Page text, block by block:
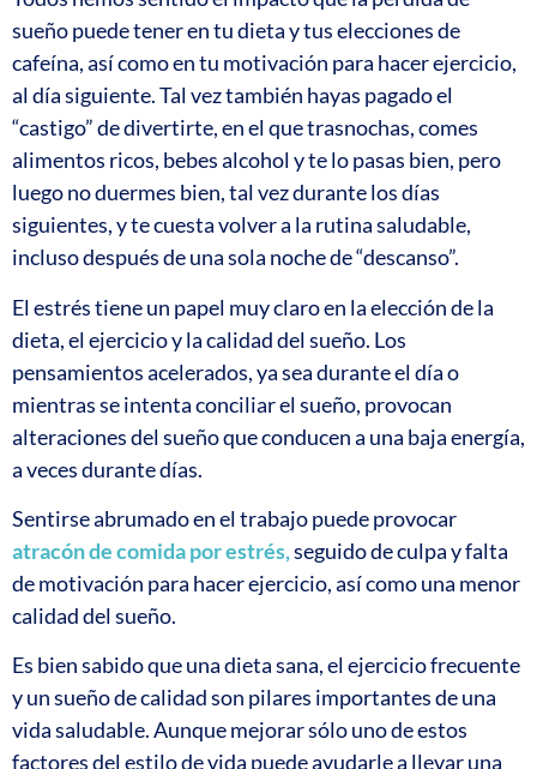
sueño puede tener en tu dieta y tus elecciones de
cafeína, así como en tu motivación para hacer ejercicio,
al día siguiente. Tal vez también hayas pagado el
“castigo” de divertirte, en el que trasnochas, comes
alimentos ricos, bebes alcohol y te lo pasas bien, pero
luego no duermes bien, tal vez durante los días
siguientes, y te cuesta volver a la rutina saludable,
incluso después de una sola noche de “descanso”.
El estrés tiene un papel muy claro en la elección de la
dieta, el ejercicio y la calidad del sueño. Los
pensamientos acelerados, ya sea durante el día o
mientras se intenta conciliar el sueño, provocan
alteraciones del sueño que conducen a una baja energía,
a veces durante días.
Sentirse abrumado en el trabajo puede provocar
atracón de comida por estrés,seguido de culpa y falta
de motivación para hacer ejercicio, así como una menor
calidad del sueño.
Es bien sabido que una dieta sana, el ejercicio frecuente
y un sueño de calidad son pilares importantes de una
vida saludable. Aunque mejorar sólo uno de estos
factores del estilo de vida puede ayudarle a llevar una